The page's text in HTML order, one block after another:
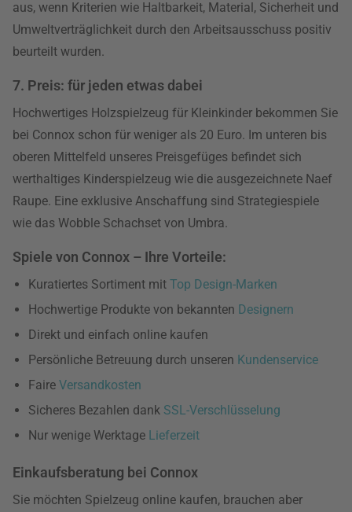
aus, wenn Kriterien wie Haltbarkeit, Material, Sicherheit und
Umweltverträglichkeit durch den Arbeitsausschuss positiv
beurteilt wurden.
7. Preis: für jeden etwas dabei
Hochwertiges Holzspielzeug für Kleinkinder bekommen Sie
bei Connox schon für weniger als 20 Euro. Im unteren bis
oberen Mittelfeld unseres Preisgefüges befindet sich
werthaltiges Kinderspielzeug wie die ausgezeichnete Naef
Raupe. Eine exklusive Anschaffung sind Strategiespiele
wie das Wobble Schachset von Umbra.
Spiele von Connox – Ihre Vorteile:
Kuratiertes Sortiment mit Top Design-Marken
Hochwertige Produkte von bekannten Designern
Direkt und einfach online kaufen
Persönliche Betreuung durch unseren Kundenservice
Faire Versandkosten
Sicheres Bezahlen dank SSL-Verschlüsselung
Nur wenige Werktage Lieferzeit
Einkaufsberatung bei Connox
Sie möchten Spielzeug online kaufen, brauchen aber